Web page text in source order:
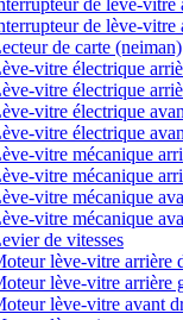
de lève-vitre
de lève-vitre
de carte (neiman)
vitre électrique
vitre électrique
vitre électrique
vitre électrique
vitre mécanique
vitre mécanique
vitre mécanique
vitre mécanique
de vitesses
lève-vitre arrière
lève-vitre arrière
lève-vitre avant